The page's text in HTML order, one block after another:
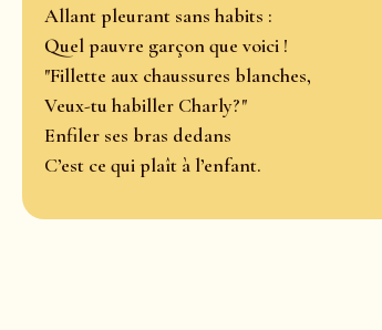
Allant pleurant sans habits :
Quel pauvre garçon que voici !
"Fillette aux chaussures blanches,
Veux-tu habiller Charly?"
Enfiler ses bras dedans
C’est ce qui plaît à l’enfant.